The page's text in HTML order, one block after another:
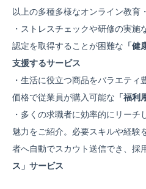
以上の多種多様なオンライン教育
・ストレスチェックや研修の実
認定を取得することが困難な 「
支援するサービス
・生活に役立つ商品をバラエテ
価格で従業員が購入可能な 「福利
・多くの求職者に効率的にリー
魅力をご紹介。必要スキルや経験
者へ自動でスカウト送信でき、採
ス」サービス